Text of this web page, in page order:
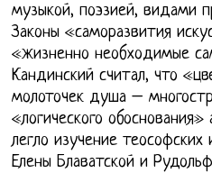
музыкой, поэзией, видами
Законы «саморазвития
«жизненно необходимые
Кандинский считал, что
молоточек душа –
«логического
легло изучение
Елены Блаватской и